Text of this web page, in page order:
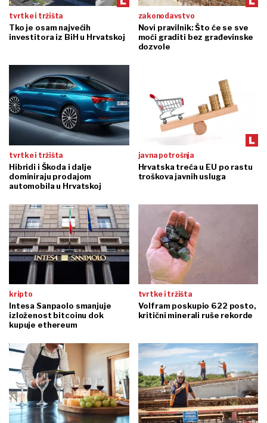
tvrtke i tržišta
Tko je osam najvećih
investitora iz BiH u Hrvatskoj
zakonodavstvo
Novi pravilnik: Što će se sve
moći graditi bez građevinske
dozvole
tvrtke i tržišta
Hibridi i Škoda i dalje
dominiraju prodajom
automobila u Hrvatskoj
javna potrošnja
Hrvatska treća u EU po rastu
troškova javnih usluga
kripto
Intesa Sanpaolo smanjuje
izloženost bitcoinu dok
kupuje ethereum
tvrtke i tržišta
Volfram poskupio 622 posto,
kritični minerali ruše rekorde